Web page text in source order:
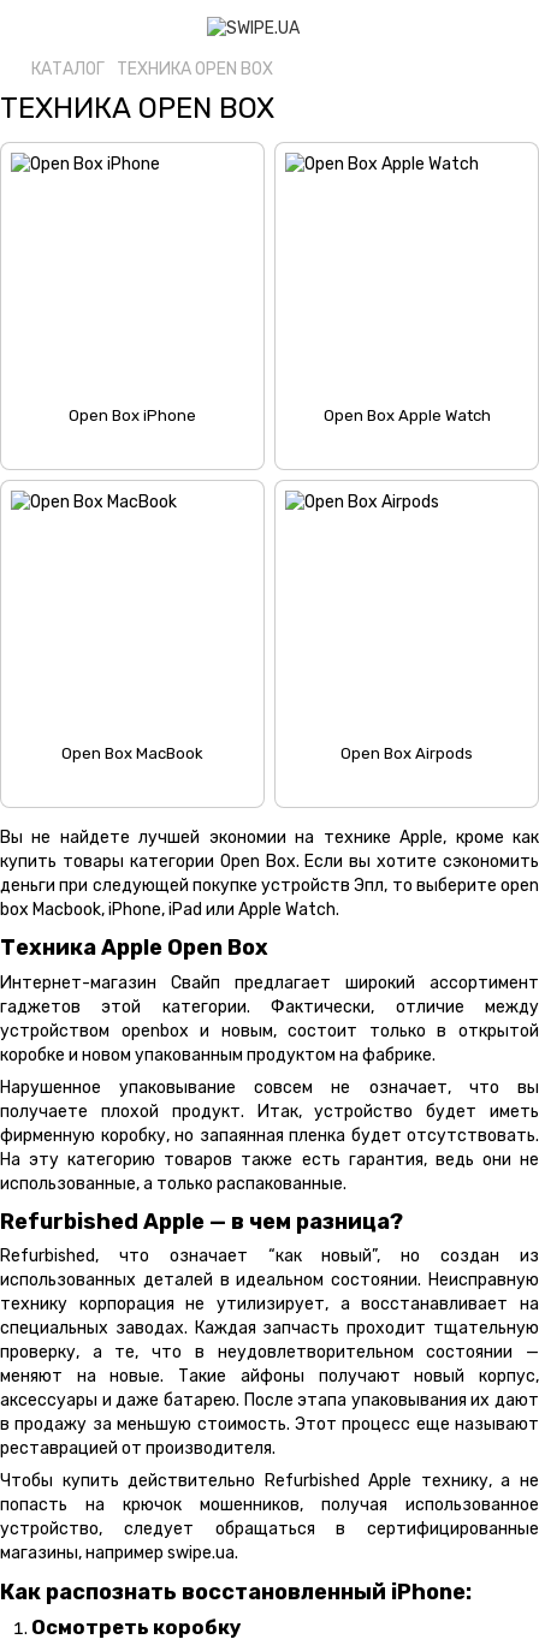
КАТАЛОГ ТЕХНИКА OPEN BOX
ТЕХНИКА OPEN BOX
Вы не найдете лучшей экономии на технике Apple, кроме как
купить товары категории Open Box. Если вы хотите сэкономить
деньги при следующей покупке устройств Эпл, то выберите open
box Macbook, iPhone, iPad или Apple Watch.
Техника Apple Open Box
Интернет-магазин Свайп предлагает широкий ассортимент
гаджетов этой категории. Фактически, отличие между
устройством openbox и новым, состоит только в открытой
коробке и новом упакованным продуктом на фабрике.
Нарушенное упаковывание совсем не означает, что вы
получаете плохой продукт. Итак, устройство будет иметь
фирменную коробку, но запаянная пленка будет отсутствовать.
На эту категорию товаров также есть гарантия, ведь они не
использованные, а только распакованные.
Refurbished Apple — в чем разница?
Refurbished, что означает “как новый”, но создан из
использованных деталей в идеальном состоянии. Неисправную
технику корпорация не утилизирует, а восстанавливает на
специальных заводах. Каждая запчасть проходит тщательную
проверку, а те, что в неудовлетворительном состоянии —
меняют на новые. Такие айфоны получают новый корпус,
аксессуары и даже батарею. После этапа упаковывания их дают
в продажу за меньшую стоимость. Этот процесс еще называют
реставрацией от производителя.
Чтобы купить действительно Refurbished Apple технику, а не
попасть на крючок мошенников, получая использованное
устройство, следует обращаться в сертифицированные
магазины, например swipe.ua.
Как распознать восстановленный iPhone:
Осмотреть коробку
Open Box iPhone Open Box Apple Watch
Open Box MacBook Open Box Airpods